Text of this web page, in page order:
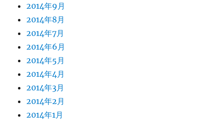
2014年9月
2014年8月
2014年7月
2014年6月
2014年5月
2014年4月
2014年3月
2014年2月
2014年1月